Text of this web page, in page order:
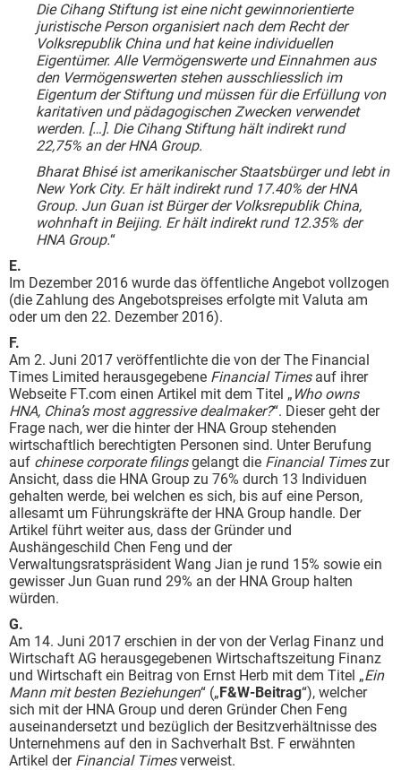
Die Cihang Stiftung ist eine nicht gewinnorientierte
juristische Person organisiert nach dem Recht der
Volksrepublik China und hat keine individuellen
Eigentümer. Alle Vermögenswerte und Einnahmen aus
den Vermögenswerten stehen ausschliesslich im
Eigentum der Stiftung und müssen für die Erfüllung von
karitativen und pädagogischen Zwecken verwendet
werden. […]. Die Cihang Stiftung hält indirekt rund
22,75% an der HNA Group.
Bharat Bhisé ist amerikanischer Staatsbürger und lebt in
New York City. Er hält indirekt rund 17.40% der HNA
Group. Jun Guan ist Bürger der Volksrepublik China,
wohnhaft in Beijing. Er hält indirekt rund 12.35% der
HNA Group.“
E.
Im Dezember 2016 wurde das öffentliche Angebot vollzogen
(die Zahlung des Angebotspreises erfolgte mit Valuta am
oder um den 22. Dezember 2016).
F.
Am 2. Juni 2017 veröffentlichte die von der The Financial
Times Limited herausgegebene Financial Timesauf ihrer
Webseite FT.com einen Artikel mit dem Titel „ Who owns
HNA, China’s most aggressive dealmaker?“. Dieser geht der
Frage nach, wer die hinter der HNA Group stehenden
wirtschaftlich berechtigten Personen sind. Unter Berufung
auf chinese corporate filingsgelangt die Financial Timeszur
Ansicht, dass die HNA Group zu 76% durch 13 Individuen
gehalten werde, bei welchen es sich, bis auf eine Person,
allesamt um Führungskräfte der HNA Group handle. Der
Artikel führt weiter aus, dass der Gründer und
Aushängeschild Chen Feng und der
Verwaltungsratspräsident Wang Jian je rund 15% sowie ein
gewisser Jun Guan rund 29% an der HNA Group halten
würden.
G.
Am 14. Juni 2017 erschien in der von der Verlag Finanz und
Wirtschaft AG herausgegebenen Wirtschaftszeitung Finanz
und Wirtschaft ein Beitrag von Ernst Herb mit dem Titel „Ein
Mann mit besten Beziehungen“ („F&W-Beitrag“), welcher
sich mit der HNA Group und deren Gründer Chen Feng
auseinandersetzt und bezüglich der Besitzverhältnisse des
Unternehmens auf den in Sachverhalt Bst. F erwähnten
Artikel der Financial Timesverweist.